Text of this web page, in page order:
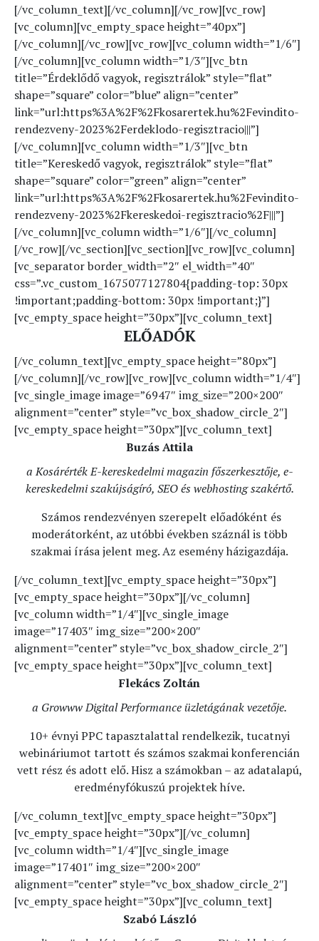
[/vc_column_text][/vc_column][/vc_row][vc_row]
[vc_column][vc_empty_space height=”40px”]
[/vc_column][/vc_row][vc_row][vc_column width=”1/6″]
[/vc_column][vc_column width=”1/3″][vc_btn
title=”Érdeklődő vagyok, regisztrálok” style=”flat”
shape=”square” color=”blue” align=”center”
link=”url:https%3A%2F%2Fkosarertek.hu%2Fevindito-
rendezveny-2023%2Ferdeklodo-regisztracio|||”]
[/vc_column][vc_column width=”1/3″][vc_btn
title=”Kereskedő vagyok, regisztrálok” style=”flat”
shape=”square” color=”green” align=”center”
link=”url:https%3A%2F%2Fkosarertek.hu%2Fevindito-
rendezveny-2023%2Fkereskedoi-regisztracio%2F|||”]
[/vc_column][vc_column width=”1/6″][/vc_column]
[/vc_row][/vc_section][vc_section][vc_row][vc_column]
[vc_separator border_width=”2″ el_width=”40″
css=”.vc_custom_1675077127804{padding-top: 30px
!important;padding-bottom: 30px !important;}”]
[vc_empty_space height=”30px”][vc_column_text]
ELŐADÓK
[/vc_column_text][vc_empty_space height=”80px”]
[/vc_column][/vc_row][vc_row][vc_column width=”1/4″]
[vc_single_image image=”6947″ img_size=”200×200″
alignment=”center” style=”vc_box_shadow_circle_2″]
[vc_empty_space height=”30px”][vc_column_text]
Buzás Attila
a Kosárérték E-kereskedelmi magazin főszerkesztője, e-
kereskedelmi szakújságíró, SEO és webhosting szakértő.
Számos rendezvényen szerepelt előadóként és
moderátorként, az utóbbi években száznál is több
szakmai írása jelent meg. Az esemény házigazdája.
[/vc_column_text][vc_empty_space height=”30px”]
[vc_empty_space height=”30px”][/vc_column]
[vc_column width=”1/4″][vc_single_image
image=”17403″ img_size=”200×200″
alignment=”center” style=”vc_box_shadow_circle_2″]
[vc_empty_space height=”30px”][vc_column_text]
Flekács Zoltán
a Growww Digital Performance üzletágának vezetője.
10+ évnyi PPC tapasztalattal rendelkezik, tucatnyi
webináriumot tartott és számos szakmai konferencián
vett rész és adott elő. Hisz a számokban – az adatalapú,
eredményfókuszú projektek híve.
[/vc_column_text][vc_empty_space height=”30px”]
[vc_empty_space height=”30px”][/vc_column]
[vc_column width=”1/4″][vc_single_image
image=”17401″ img_size=”200×200″
alignment=”center” style=”vc_box_shadow_circle_2″]
[vc_empty_space height=”30px”][vc_column_text]
Szabó László